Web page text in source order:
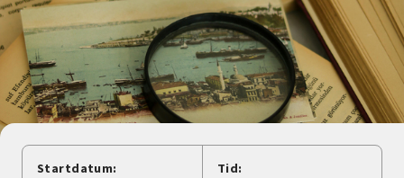
Starta studiecirkel
Cirkelledare
Nyheter
Startdatum: Tid: